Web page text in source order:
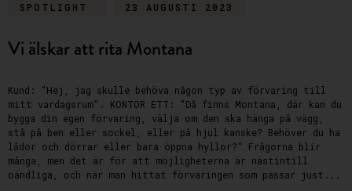
SPOTLIGHT 23 AUGUSTI 2023
Vi älskar att rita Montana
Kund: "Hej, jag skulle behöva någon typ av förvaring till
mitt vardagsrum". KONTOR ETT: "Då finns Montana, där kan du
bygga din egen förvaring, välja om den ska hänga på vägg,
stå på ben eller sockel, eller på hjul kanske? Behöver du ha
lådor och dörrar eller bara öppna hyllor?" Frågorna blir
många, men det är för att möjligheterna är nästintill
oändliga, och när man hittat förvaringen som passar just...